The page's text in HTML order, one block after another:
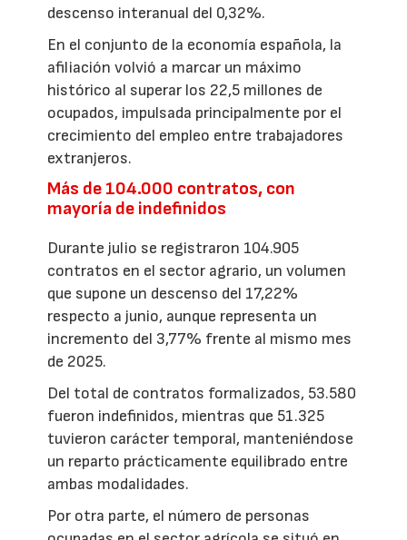
descenso interanual del 0,32%.
En el conjunto de la economía española, la
afiliación volvió a marcar un máximo
histórico al superar los 22,5 millones de
ocupados, impulsada principalmente por el
crecimiento del empleo entre trabajadores
extranjeros.
Más de 104.000 contratos, con
mayoría de indefinidos
Durante julio se registraron 104.905
contratos en el sector agrario, un volumen
que supone un descenso del 17,22%
respecto a junio, aunque representa un
incremento del 3,77% frente al mismo mes
de 2025.
Del total de contratos formalizados, 53.580
fueron indefinidos, mientras que 51.325
tuvieron carácter temporal, manteniéndose
un reparto prácticamente equilibrado entre
ambas modalidades.
Por otra parte, el número de personas